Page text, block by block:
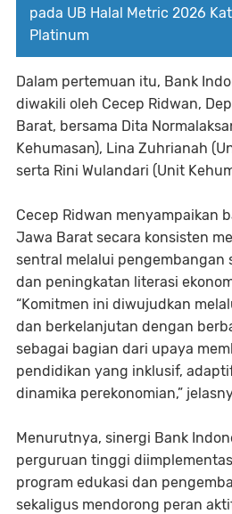
pada UB Halal Metric 2026
Platinum
Dalam pertemuan itu, Bank
diwakili oleh Cecep Ridwan,
Barat, bersama Dita
Kehumasan), Lina Zuhrianah
serta Rini Wulandari (Unit
Cecep Ridwan menyampaikan
Jawa Barat secara konsisten
sentral melalui pengembangan
dan peningkatan literasi
“Komitmen ini diwujudkan
dan berkelanjutan dengan
sebagai bagian dari upaya
pendidikan yang inklusif,
dinamika perekonomian,”
Menurutnya, sinergi Bank
perguruan tinggi
program edukasi dan
sekaligus mendorong peran